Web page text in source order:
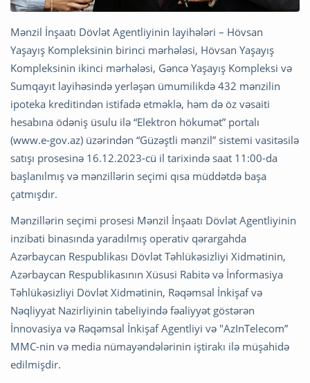
Mənzil İnşaatı Dövlət Agentliyinin layihələri – Hövsan
Yaşayış Kompleksinin birinci mərhələsi, Hövsan Yaşayış
Kompleksinin ikinci mərhələsi, Gəncə Yaşayış Kompleksi və
Sumqayıt layihəsində yerləşən ümumilikdə 432 mənzilin
ipoteka kreditindən istifadə etməklə, həm də öz vəsaiti
hesabına ödəniş üsulu ilə “Elektron hökumət” portalı
(www.e-gov.az) üzərindən “Güzəştli mənzil” sistemi vasitəsilə
satışı prosesinə 16.12.2023-cü il tarixində saat 11:00-da
başlanılmış və mənzillərin seçimi qısa müddətdə başa
çatmışdır.
Mənzillərin seçimi prosesi Mənzil İnşaatı Dövlət Agentliyinin
inzibati binasında yaradılmış operativ qərargahda
Azərbaycan Respublikası Dövlət Təhlükəsizliyi Xidmətinin,
Azərbaycan Respublikasının Xüsusi Rabitə və İnformasiya
Təhlükəsizliyi Dövlət Xidmətinin, Rəqəmsal İnkişaf və
Nəqliyyat Nazirliyinin tabeliyində fəaliyyət göstərən
İnnovasiya və Rəqəmsal İnkişaf Agentliyi və "AzInTelecom”
MMC-nin və media nümayəndələrinin iştirakı ilə müşahidə
edilmişdir.